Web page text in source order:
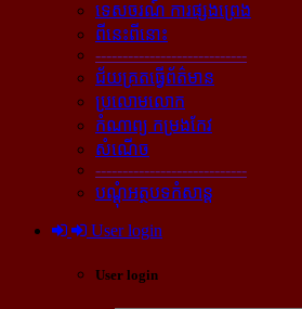
ទេសចរណ៍ ការផ្សងព្រេង
ពីនេះពីនោះ
----------------------------
ជ័យគ្រតធ្វើព័ត៌មាន
ប្រលោមលោក
កំណាព្យ កម្រងកែវ
សំណើច
----------------------------
បណ្ដុំអត្ថបទកំសាន្ដ
User login
User login